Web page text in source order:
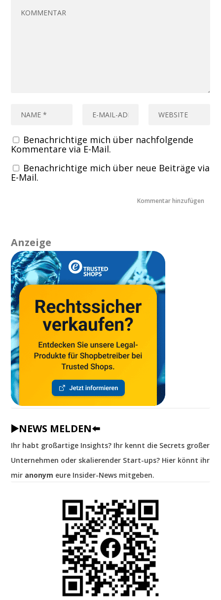
Benachrichtige mich über nachfolgende
Kommentare via E-Mail.
Benachrichtige mich über neue Beiträge via
E-Mail.
Anzeige
▶️NEWS MELDEN⬅️
Ihr habt großartige Insights? Ihr kennt die Secrets großer
Unternehmen oder skalierender Start-ups? Hier könnt ihr
mir anonym eure Insider-News mitgeben.